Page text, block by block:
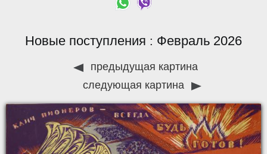
Новые поступления : Февраль 2026
предыдущая картина
следующая картина